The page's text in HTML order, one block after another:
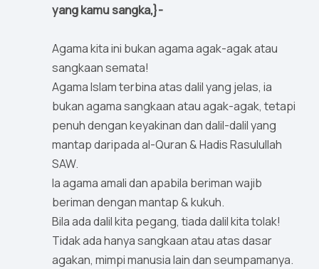
yang kamu sangka,}-
Agama kita ini bukan agama agak-agak atau
sangkaan semata!
Agama Islam terbina atas dalil yang jelas, ia
bukan agama sangkaan atau agak-agak, tetapi
penuh dengan keyakinan dan dalil-dalil yang
mantap daripada al-Quran & Hadis Rasulullah
SAW.
Ia agama amali dan apabila beriman wajib
beriman dengan mantap & kukuh.
Bila ada dalil kita pegang, tiada dalil kita tolak!
Tidak ada hanya sangkaan atau atas dasar
agakan, mimpi manusia lain dan seumpamanya.